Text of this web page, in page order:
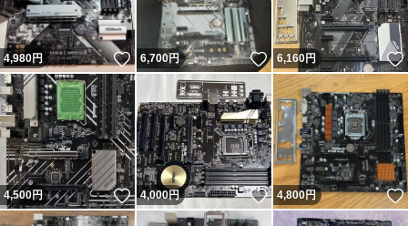
4,980円 いいね！
6,700円 いいね！
6,160円
4,500円 いいね！
4,000円 いいね！
4,800円